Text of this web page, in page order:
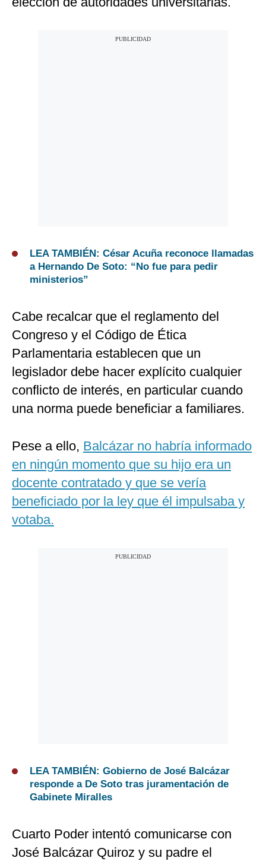
LEA TAMBIÉN: César Acuña reconoce llamadas
a Hernando De Soto: “No fue para pedir
ministerios”
Cabe recalcar que el reglamento del
Congreso y el Código de Ética
Parlamentaria establecen que un
legislador debe hacer explícito cualquier
conflicto de interés, en particular cuando
una norma puede beneficiar a familiares.
Pese a ello, Balcázar no habría informado
en ningún momento que su hijo era un
docente contratado y que se vería
beneficiado por la ley que él impulsaba y
votaba.
LEA TAMBIÉN: Gobierno de José Balcázar
responde a De Soto tras juramentación de
Gabinete Miralles
Cuarto Poder intentó comunicarse con
José Balcázar Quiroz y su padre el